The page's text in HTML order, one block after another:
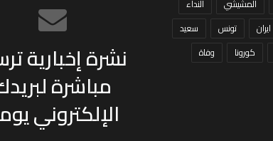
المشيشي
النداء
ايران تونس
سعيد
كورونا
وفاة
نشرة إخبارية
مباشرة
الإلكتروني